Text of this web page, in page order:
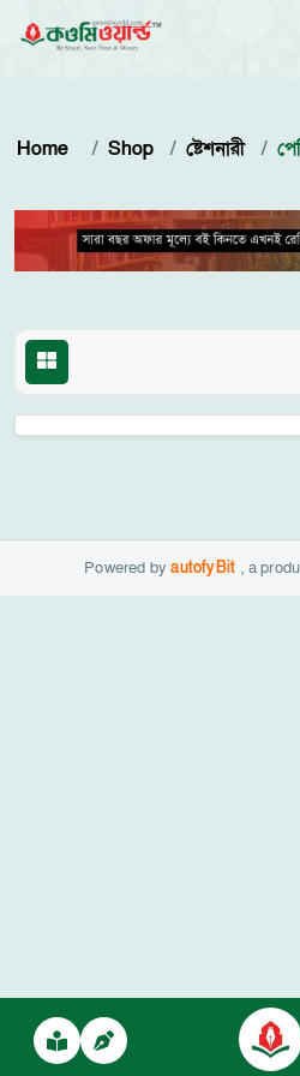
Home Shop ষ্টেশনারী
Powered by autofyBit, a